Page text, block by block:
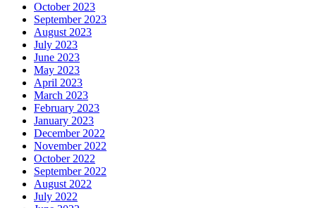
October 2023
September 2023
August 2023
July 2023
June 2023
May 2023
April 2023
March 2023
February 2023
January 2023
December 2022
November 2022
October 2022
September 2022
August 2022
July 2022